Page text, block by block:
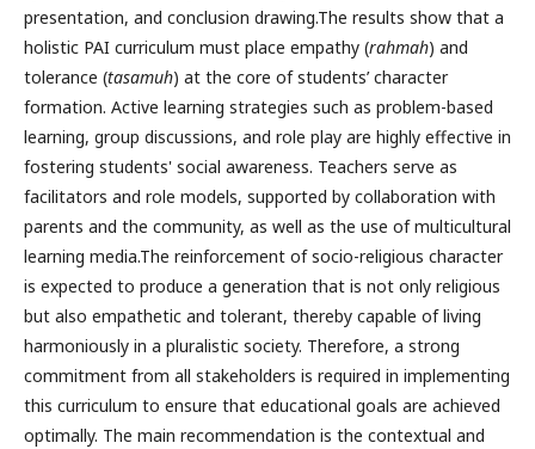
presentation, and conclusion drawing.The results show that a
holistic PAI curriculum must place empathy (rahmah) and
tolerance (tasamuh) at the core of students’ character
formation. Active learning strategies such as problem-based
learning, group discussions, and role play are highly effective in
fostering students' social awareness. Teachers serve as
facilitators and role models, supported by collaboration with
parents and the community, as well as the use of multicultural
learning media.The reinforcement of socio-religious character
is expected to produce a generation that is not only religious
but also empathetic and tolerant, thereby capable of living
harmoniously in a pluralistic society. Therefore, a strong
commitment from all stakeholders is required in implementing
this curriculum to ensure that educational goals are achieved
optimally. The main recommendation is the contextual and